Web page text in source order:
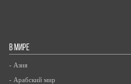
В МИРЕ
- Азия
- Арабский мир